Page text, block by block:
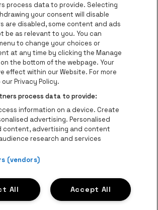
le site de Coca-Cola
Visitez le site de Red Bull
Visitez le
le site de Champagne Pommery
Visitez le site de Le
Visitez le site de Le logo Lillet en
Visitez le site
Dome fait partie de be•at
AFAS Dome
119, 2170 Anvers
Be-At Venues
119, 2170 Anvers
0461.051.688 - RPR Antwerpen
- IBAN: BE93 2200 4925 0067 - BIC:
GEBABEBB
CookiesManage my cookiesPrivacy
process data to provide. Selecting
your consent will disable
are disabled, some content and ads
be as relevant to you. You can
to change your choices or
at any time by clicking the Manage
the bottom of the webpage. Your
effect within our Website. For more
Privacy Policy.
process data to provide:
information on a device. Create
advertising. Personalised
content, advertising and content
research and services
(vendors)
Accept All
All